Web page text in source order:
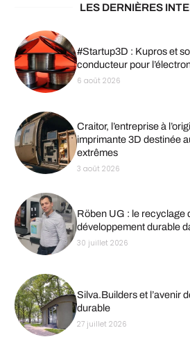
LES DERNIÈRES
#Startup3D : Kupros et
conducteur pour
6 août 2026
Craitor, l’entreprise à
imprimante 3D destinée
extrêmes
3 août 2026
Röben UG : le recyclage
développement durable
30 juillet 2026
Silva.Builders et l’avenir
durable
27 juillet 2026